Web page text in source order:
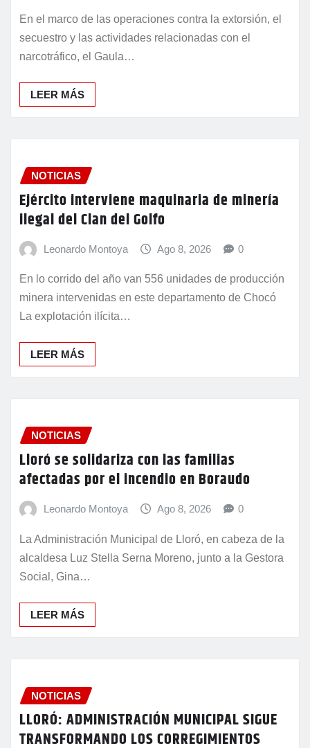
En el marco de las operaciones contra la extorsión, el
secuestro y las actividades relacionadas con el
narcotráfico, el Gaula…
NOTICIAS
Ejército interviene maquinaria de minería
ilegal del Clan del Golfo
Leonardo Montoya Ago 8, 2026 0
En lo corrido del año van 556 unidades de producción
minera intervenidas en este departamento de Chocó
La explotación ilícita…
NOTICIAS
Lloró se solidariza con las familias
afectadas por el incendio en Boraudo
Leonardo Montoya Ago 8, 2026 0
La Administración Municipal de Lloró, en cabeza de la
alcaldesa Luz Stella Serna Moreno, junto a la Gestora
Social, Gina…
LEER MÁS
NOTICIAS
LLORÓ: ADMINISTRACIÓN MUNICIPAL SIGUE